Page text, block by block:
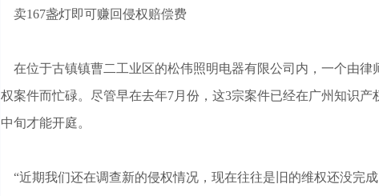
卖167盏灯即可赚回侵权赔偿费
在位于古镇镇曹二工业区的松伟照明电器有限公司内，一个由
权案件而忙碌。尽管早在去年7月份，这3宗案件已经在广州知识
中旬才能开庭。
“近期我们还在调查新的侵权情况，现在往往是旧的维权还没完